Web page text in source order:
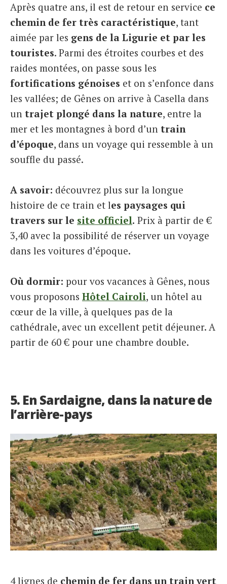
Après quatre ans, il est de retour en service ce
chemin de fer très caractéristique, tant
aimée par les gens de la Ligurie et par les
touristes. Parmi des étroites courbes et des
raides montées, on passe sous les
fortifications génoises et on s’enfonce dans
les vallées; de Gênes on arrive à Casella dans
un trajet plongé dans la nature, entre la
mer et les montagnes à bord d’un train
d’époque, dans un voyage qui ressemble à un
souffle du passé.
A savoir: découvrez plus sur la longue
histoire de ce train et les paysages qui
travers sur le site officiel. Prix à partir de €
3,40 avec la possibilité de réserver un voyage
dans les voitures d’époque.
Où dormir: pour vos vacances à Gênes, nous
vous proposons Hôtel Cairoli, un hôtel au
cœur de la ville, à quelques pas de la
cathédrale, avec un excellent petit déjeuner. A
partir de 60 € pour une chambre double.
5. En Sardaigne, dans la nature de
l’arrière-pays
4 lignes de chemin de fer dans un train vert